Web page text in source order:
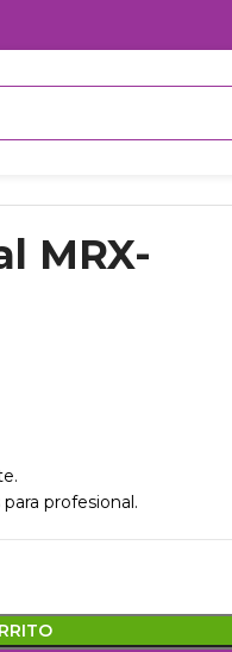
MRX-
profesional.